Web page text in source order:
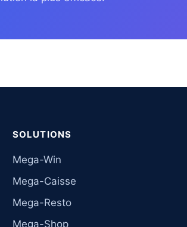
SOLUTIONS
Mega-Win
Mega-Caisse
Mega-Resto
Mega-Shop